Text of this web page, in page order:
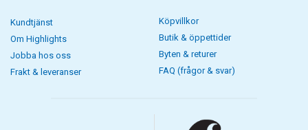
Kundtjänst
Om Highlights
Jobba hos oss
Frakt & leveranser
Köpvillkor
Butik & öppettider
Byten & returer
FAQ (frågor & svar)